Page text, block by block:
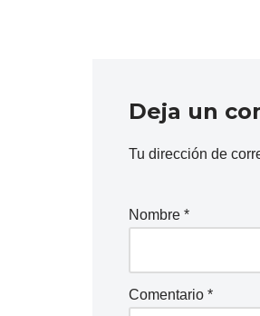
Deja un
Tu dirección de
Nombre *
Comentario *